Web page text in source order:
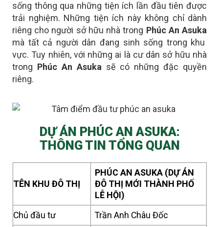
sống thông qua những tiện ích lần đầu tiên được
trải nghiệm. Những tiện ích này không chỉ dành
riêng cho người sở hữu nhà trong Phúc An Asuka
mà tất cả người dân đang sinh sống trong khu
vực. Tuy nhiên, với những ai là cư dân sở hữu nhà
trong Phúc An Asukasẽ có những đặc quyền
riêng.
DỰ ÁN PHÚC AN ASUKA:
THÔNG TIN TỔNG QUAN
TÊN KHU ĐÔ THỊ
PHÚC AN ASUKA (DỰ ÁN
ĐÔ THỊ MỚI THÀNH PHỐ
LỄ HỘI)
Chủ đầu tư
Trần Anh Châu Đốc